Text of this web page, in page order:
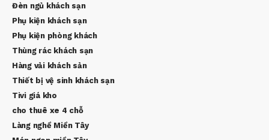
Đèn ngủ khách sạn
Phụ kiện khách sạn
Phụ kiện phòng khách
Thùng rác khách sạn
Hàng vải khách sản
Thiết bị vệ sinh khách sạn
Tivi giá kho
cho thuê xe 4 chỗ
Làng nghề Miền Tây